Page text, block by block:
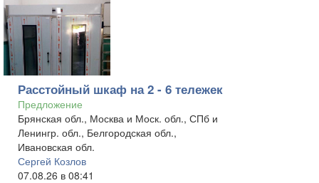
Расстойный шкаф на 2 - 6 тележек
Предложение
Брянская обл., Москва и Моск. обл., СПб и
Ленингр. обл., Белгородская обл.,
Ивановская обл.
Сергей Козлов
07.08.26 в 08:41